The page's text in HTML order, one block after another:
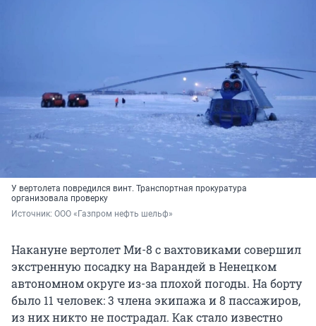
У вертолета повредился винт. Транспортная прокуратура
организовала проверку
Источник: ООО «Газпром нефть шельф»
Накануне вертолет Ми-8 с вахтовиками совершил
экстренную посадку на Варандей в Ненецком
автономном округе из-за плохой погоды. На борту
было 11 человек: 3 члена экипажа и 8 пассажиров,
из них никто не пострадал. Как стало известно